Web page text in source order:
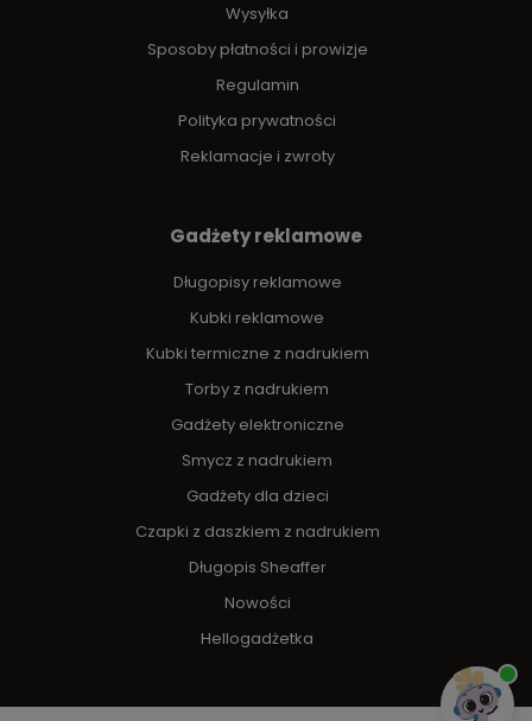
Wysyłka
Sposoby płatności i prowizje
Regulamin
Polityka prywatności
Reklamacje i zwroty
Gadżety reklamowe
Długopisy reklamowe
Kubki reklamowe
Kubki termiczne z nadrukiem
Torby z nadrukiem
Gadżety elektroniczne
Smycz z nadrukiem
Gadżety dla dzieci
Czapki z daszkiem z nadrukiem
Długopis Sheaffer
Nowości
Hellogadżetka